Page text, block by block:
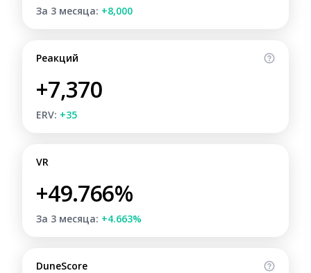
За 3 месяца: +8,000
Реакций
+7,370
ERV: +35
VR
+49.766%
За 3 месяца: +4.663%
DuneScore